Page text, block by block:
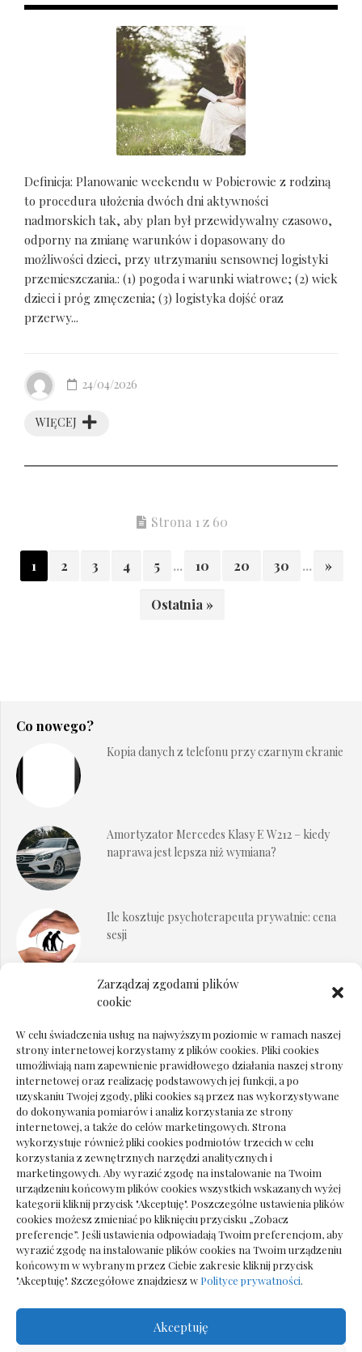
Zarządzaj zgodami plików
cookie
W celu świadczenia usług na najwyższym poziomie w ramach naszej
strony internetowej korzystamy z plików cookies. Pliki cookies
umożliwiają nam zapewnienie prawidłowego działania naszej strony
internetowej oraz realizację podstawowych jej funkcji, a po
uzyskaniu Twojej zgody, pliki cookies są przez nas wykorzystywane
do dokonywania pomiarów i analiz korzystania ze strony
internetowej, a także do celów marketingowych. Strona
wykorzystuje również pliki cookies podmiotów trzecich w celu
korzystania z zewnętrznych narzędzi analitycznych i
marketingowych. Aby wyrazić zgodę na instalowanie na Twoim
urządzeniu końcowym plików cookies wszystkich wskazanych wyżej
kategorii kliknij przycisk "Akceptuję". Poszczególne ustawienia plików
cookies możesz zmieniać po kliknięciu przycisku „Zobacz
preferencje”. Jeśli ustawienia odpowiadają Twoim preferencjom, aby
wyrazić zgodę na instalowanie plików cookies na Twoim urządzeniu
końcowym w wybranym przez Ciebie zakresie kliknij przycisk
"Akceptuję". Szczegółowe znajdziesz w Polityce prywatności.
Akceptuję
Definicja: Planowanie weekendu w Pobierowie z rodziną
to procedura ułożenia dwóch dni aktywności
nadmorskich tak, aby plan był przewidywalny czasowo,
odporny na zmianę warunków i dopasowany do
możliwości dzieci, przy utrzymaniu sensownej logistyki
przemieszczania.: (1) pogoda i warunki wiatrowe; (2) wiek
dzieci i próg zmęczenia; (3) logistyka dojść oraz
przerwy...
WIĘCEJ
24/04/2026
Strona 1 z 60
1 2 3 4 5 ... 10 20 30 ... »
Ostatnia »
Co nowego?
Kopia danych z telefonu przy czarnym ekranie
Amortyzator Mercedes Klasy E W212 – kiedy
naprawa jest lepsza niż wymiana?
Ile kosztuje psychoterapeuta prywatnie: cena
sesji
Dokumenty do odbioru przy zmianie biura
Deska podłogowa do salonu: jak wybrać bez
pośpiechu